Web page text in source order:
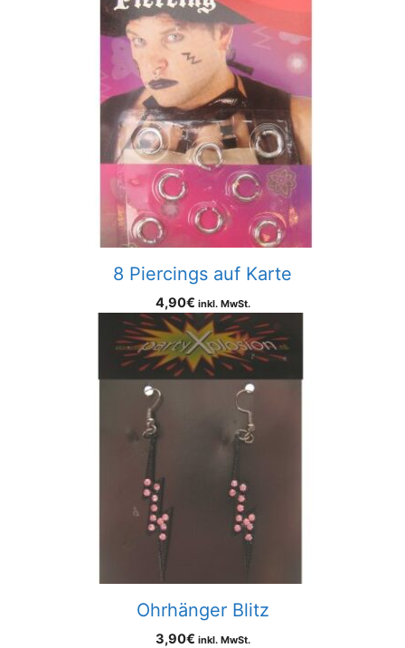
8 Piercings auf Karte
4,90€ inkl. MwSt.
Ohrhänger Blitz
3,90€ inkl. MwSt.